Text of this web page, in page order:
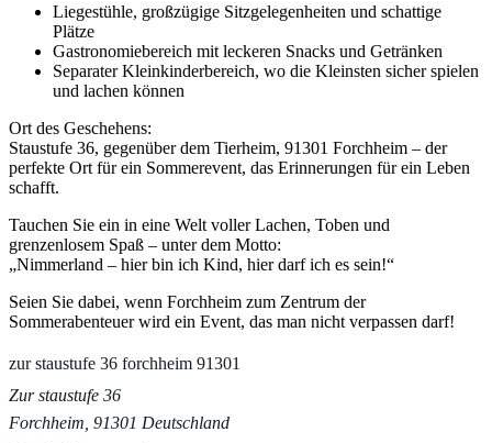
Liegestühle, großzügige Sitzgelegenheiten und schattige
Plätze
Gastronomiebereich mit leckeren Snacks und Getränken
Separater Kleinkinderbereich, wo die Kleinsten sicher spielen
und lachen können
Ort des Geschehens:
Staustufe 36, gegenüber dem Tierheim, 91301 Forchheim – der
perfekte Ort für ein Sommerevent, das Erinnerungen für ein Leben
schafft.
Tauchen Sie ein in eine Welt voller Lachen, Toben und
grenzenlosem Spaß – unter dem Motto:
„Nimmerland – hier bin ich Kind, hier darf ich es sein!“
Seien Sie dabei, wenn Forchheim zum Zentrum der
Sommerabenteuer wird ein Event, das man nicht verpassen darf!
zur staustufe 36 forchheim 91301
Zur staustufe 36
Forchheim 91301 Deutschland